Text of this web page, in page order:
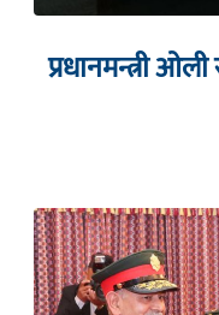
प्रधानमन्त्री